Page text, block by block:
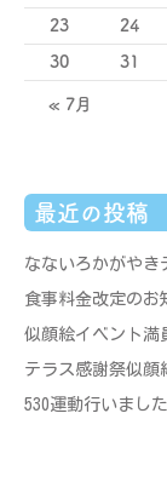
23 24
30 31
« 7月
最近の投稿
なないろかがやき
食事料金改定のお
似顔絵イベント
テラス感謝祭似顔
530運動行いまし